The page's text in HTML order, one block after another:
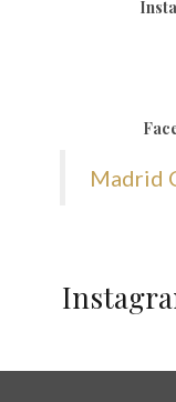
Madrid